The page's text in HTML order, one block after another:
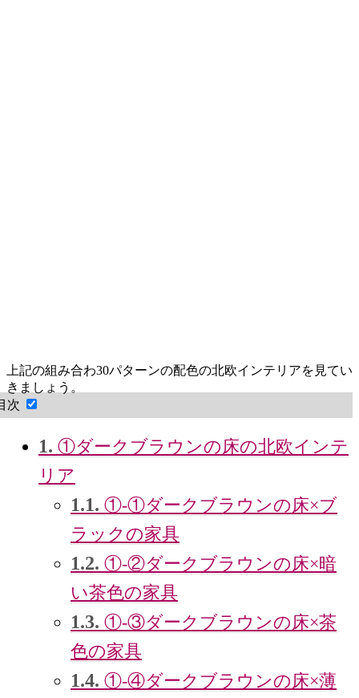
上記の組み合わ30パターンの配色の北欧インテリアを見てい
きましょう。
次
1. ①ダークブラウンの床の北欧インテ
リア
1.1. ①‐①ダークブラウンの床×ブ
ラックの家具
1.2. ①‐②ダークブラウンの床×暗
い茶色の家具
1.3. ①‐③ダークブラウンの床×茶
色の家具
1.4. ①‐④ダークブラウンの床×薄